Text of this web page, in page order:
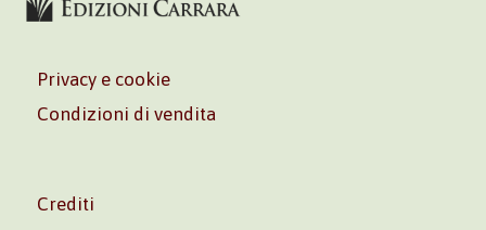
Privacy e cookie
Condizioni di vendita
Crediti